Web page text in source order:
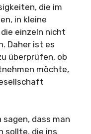
die im
in kleine
einzeln nicht
Daher ist es
überprüfen, ob
möchte,
dass man
sollte, die ins